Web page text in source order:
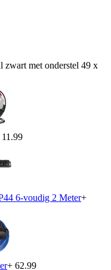
zwart met onderstel 49 x
6-voudig 2 Meter+
+ 62.99